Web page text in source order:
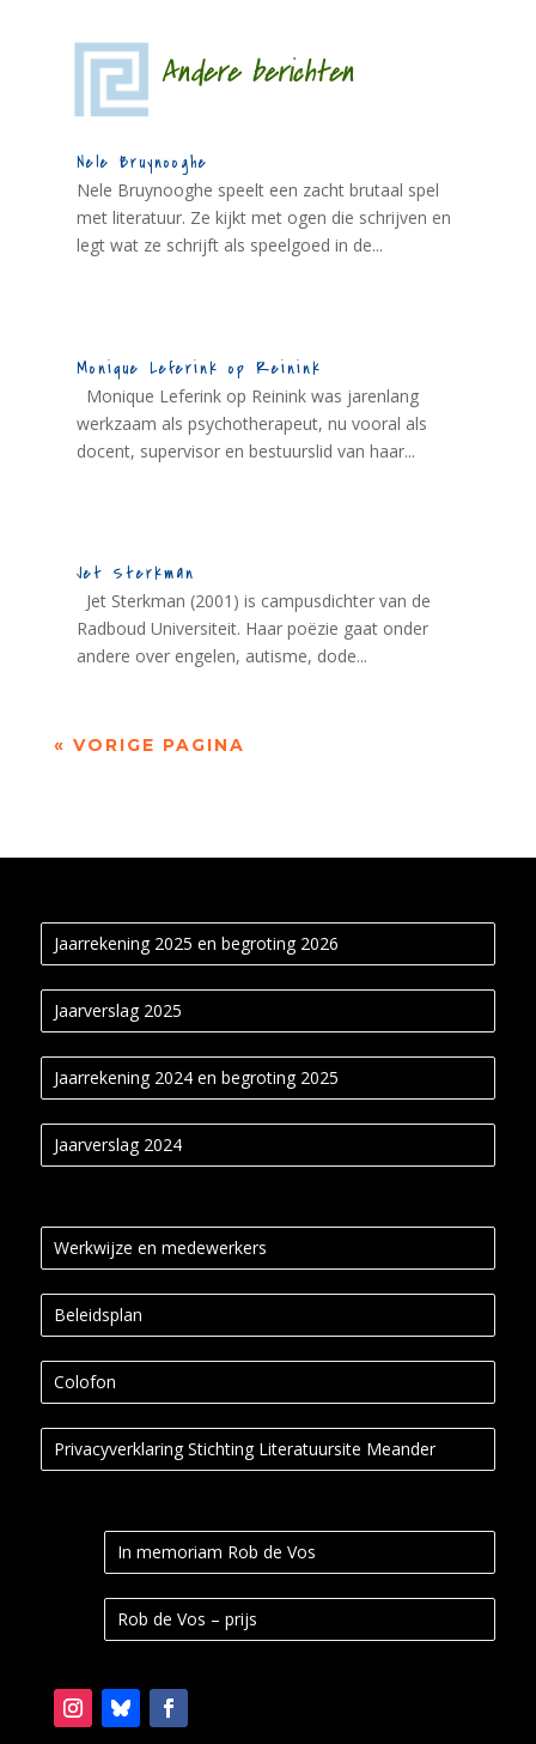
Andere berichten
Nele Bruynooghe
Nele Bruynooghe speelt een zacht brutaal spel
met literatuur. Ze kijkt met ogen die schrijven en
legt wat ze schrijft als speelgoed in de...
Monique Leferink op Reinink
Monique Leferink op Reinink was jarenlang
werkzaam als psychotherapeut, nu vooral als
docent, supervisor en bestuurslid van haar...
Jet Sterkman
Jet Sterkman (2001) is campusdichter van de
Radboud Universiteit. Haar poëzie gaat onder
andere over engelen, autisme, dode...
« VORIGE PAGINA
Jaarrekening 2025 en begroting 2026
Jaarverslag 2025
Jaarrekening 2024 en begroting 2025
Jaarverslag 2024
Werkwijze en medewerkers
Beleidsplan
Colofon
Privacyverklaring Stichting Literatuursite Meander
In memoriam Rob de Vos
Rob de Vos – prijs